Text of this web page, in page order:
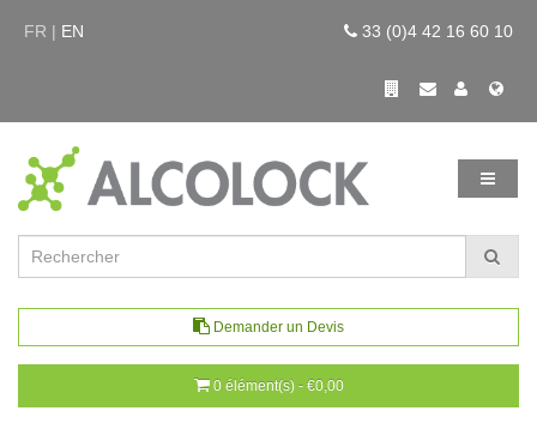
FR | EN 33 (0)4 42 16 60 10
Demander un Devis
0 élément(s) - €0,00